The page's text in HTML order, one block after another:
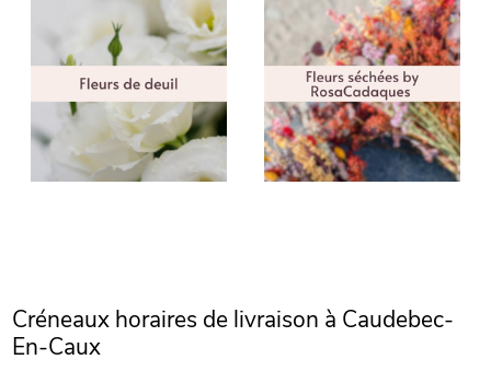
Créneaux horaires de livraison à Caudebec-
En-Caux